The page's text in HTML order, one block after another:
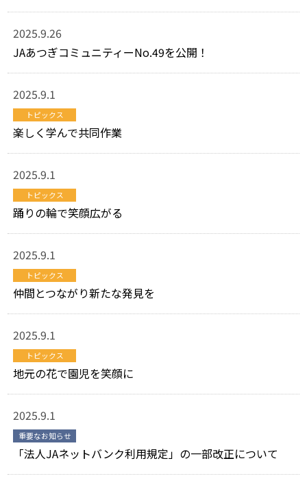
2025.9.26
JAあつぎコミュニティーNo.49を公開！
2025.9.1
トピックス
楽しく学んで共同作業
2025.9.1
トピックス
踊りの輪で笑顔広がる
2025.9.1
トピックス
仲間とつながり新たな発見を
2025.9.1
トピックス
地元の花で園児を笑顔に
2025.9.1
重要なお知らせ
「法人JAネットバンク利用規定」の一部改正について